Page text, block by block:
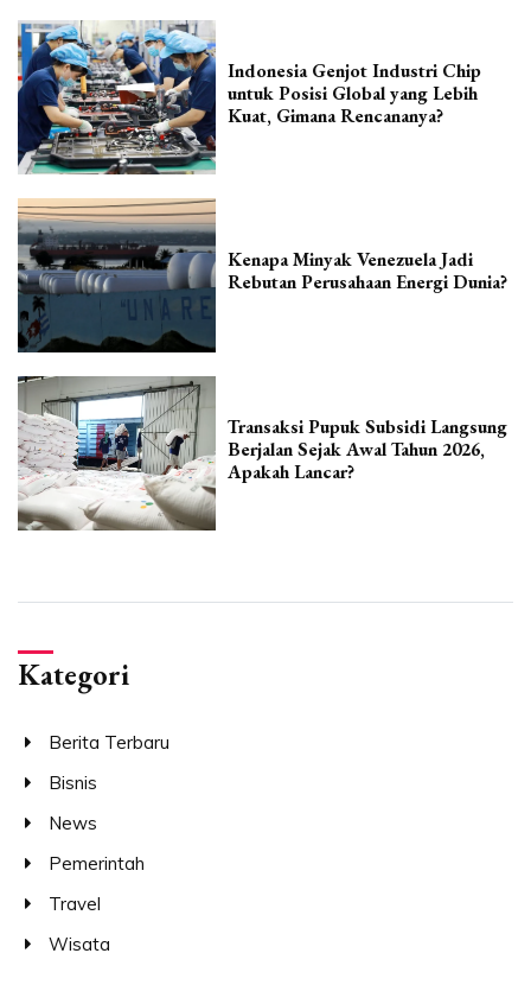
Indonesia Genjot Industri Chip
untuk Posisi Global yang Lebih
Kuat, Gimana Rencananya?
Kenapa Minyak Venezuela Jadi
Rebutan Perusahaan Energi Dunia?
Transaksi Pupuk Subsidi Langsung
Berjalan Sejak Awal Tahun 2026,
Apakah Lancar?
Kategori
Berita Terbaru
Bisnis
News
Pemerintah
Travel
Wisata